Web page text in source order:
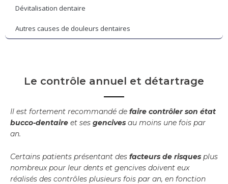
Dévitalisation dentaire
Autres causes de douleurs dentaires
Le contrôle annuel et détartrage
Il est fortement recommandé de faire contrôler son état
bucco-dentaire et ses gencives au moins une fois par
an.
Certains patients présentant des facteurs de risques plus
nombreux pour leur dents et gencives doivent eux
réalisés des contrôles plusieurs fois par an, en fonction